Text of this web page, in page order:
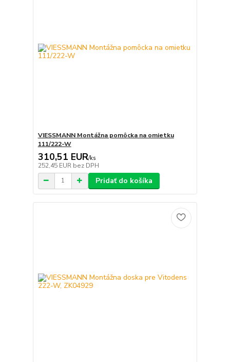
VIESSMANN Montážna pomôcka na omietku
111/222-W
310,51 EUR/ks
252,45 EUR bez DPH
Pridať do košíka